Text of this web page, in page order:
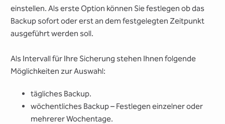
einstellen. Als erste Option können Sie festlegen ob das
Backup sofort oder erst an dem festgelegten Zeitpunkt
ausgeführt werden soll.
Als Intervall für Ihre Sicherung stehen Ihnen folgende
Möglichkeiten zur Auswahl:
tägliches Backup.
wöchentliches Backup – Festlegen einzelner oder
mehrerer Wochentage.